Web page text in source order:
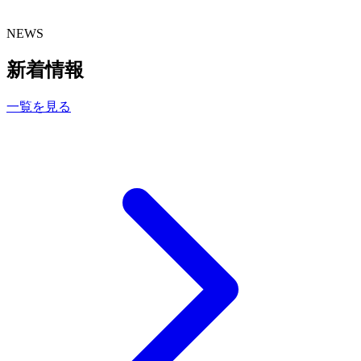
NEWS
新着情報
一覧を見る